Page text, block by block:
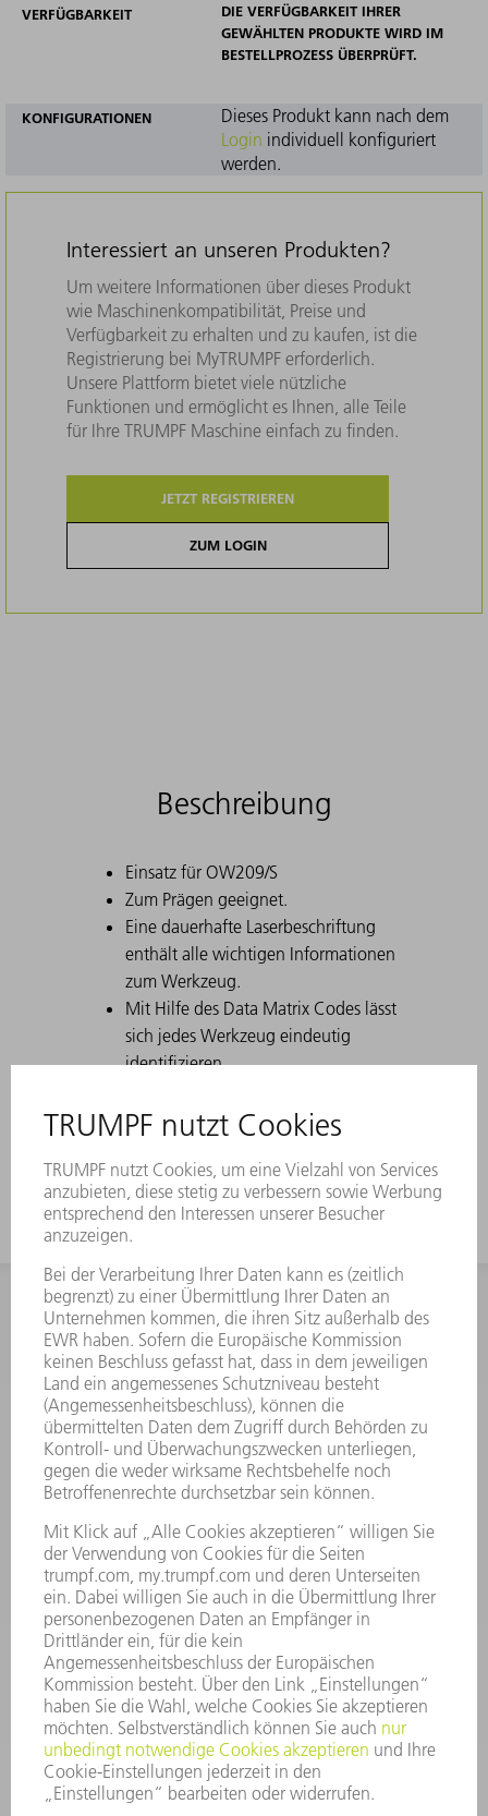
VERFÜGBARKEIT
DIE VERFÜGBARKEIT IHRER
GEWÄHLTEN PRODUKTE WIRD IM
BESTELLPROZESS ÜBERPRÜFT.
KONFIGURATIONEN
Dieses Produkt kann nach dem
Login individuell konfiguriert
werden.
Interessiert an unseren Produkten?
Um weitere Informationen über dieses Produkt
wie Maschinenkompatibilität, Preise und
Verfügbarkeit zu erhalten und zu kaufen, ist die
Registrierung bei MyTRUMPF erforderlich.
Unsere Plattform bietet viele nützliche
Funktionen und ermöglicht es Ihnen, alle Teile
für Ihre TRUMPF Maschine einfach zu finden.
JETZT REGISTRIEREN
ZUM LOGIN
Beschreibung
Einsatz für OW209/S
Zum Prägen geeignet.
Eine dauerhafte Laserbeschriftung
enthält alle wichtigen Informationen
zum Werkzeug.
Mit Hilfe des Data Matrix Codes lässt
sich jedes Werkzeug eindeutig
identifizieren.
Werkzeug-Modifikationen sind auf
INFORMATION
Häufig gestellte Fragen
Allgemeine Geschäftsbedingungen
KONTAKT
Kundenbetreuung TRUMPF Werkzeugmaschinen
+49 7156 303 33222
Mo - Fr: 07:30 - 17:30 Uhr
Erweiterte Rufbereitschaft per Service App Mo - Fr:
06:30 - 20.00 Uhr Sa: 07:00 - 12:00 Uhr
Kundenbetreuung@trumpf.com
KONTAKT
Service TRUMPF Lasertechnik
+49 7156 303 37444
Mo - Fr: 07:30 - 18:00 Uhr
Additive Manufacturing 07:30 - 17:30 Uhr
spareparts.tld@trumpf.com